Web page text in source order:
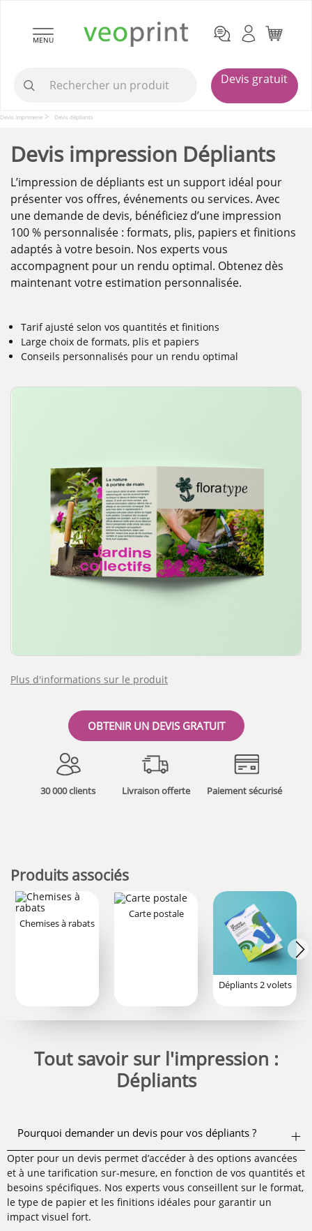
MENU
Devis gratuit
Devis imprimerie Devis dépliants
Devis impression Dépliants
L’impression de dépliants est un support idéal pour
présenter vos offres, événements ou services. Avec
une demande de devis, bénéficiez d’une impression
100 % personnalisée : formats, plis, papiers et finitions
adaptés à votre besoin. Nos experts vous
accompagnent pour un rendu optimal. Obtenez dès
maintenant votre estimation personnalisée.
Tarif ajusté selon vos quantités et finitions
Large choix de formats, plis et papiers
Conseils personnalisés pour un rendu optimal
Plus d'informations sur le produit
OBTENIR UN DEVIS GRATUIT
30 000 clients Livraison offerte Paiement sécurisé
Produits associés
Chemises à rabats
Carte postale
Dépliants 2 volets
Tout savoir sur l'impression :
Dépliants
Pourquoi demander un devis pour vos dépliants ?
Opter pour un devis permet d’accéder à des options avancées
et à une tarification sur-mesure, en fonction de vos quantités et
besoins spécifiques. Nos experts vous conseillent sur le format,
le type de papier et les finitions idéales pour garantir un
impact visuel fort.